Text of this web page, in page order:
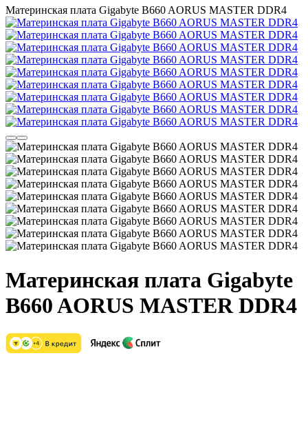
Материнская плата Gigabyte B660 AORUS MASTER DDR4
Материнская плата Gigabyte
B660 AORUS MASTER DDR4